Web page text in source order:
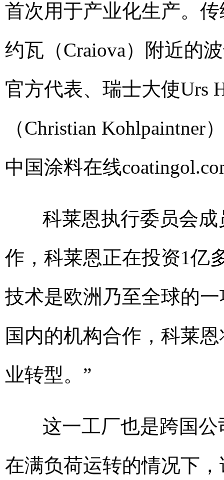
首次用于产业化生产。
约瓦（Craiova）附近的
官方代表、瑞士大使Urs
（Christian
中国涂料在线
科莱恩执行委员会成
作，科莱恩正在投资1亿
技术是欧洲乃至全球的
国内的机构合作，科莱
业转型。”
这一工厂也是跨国公
在满负荷运转的情况下